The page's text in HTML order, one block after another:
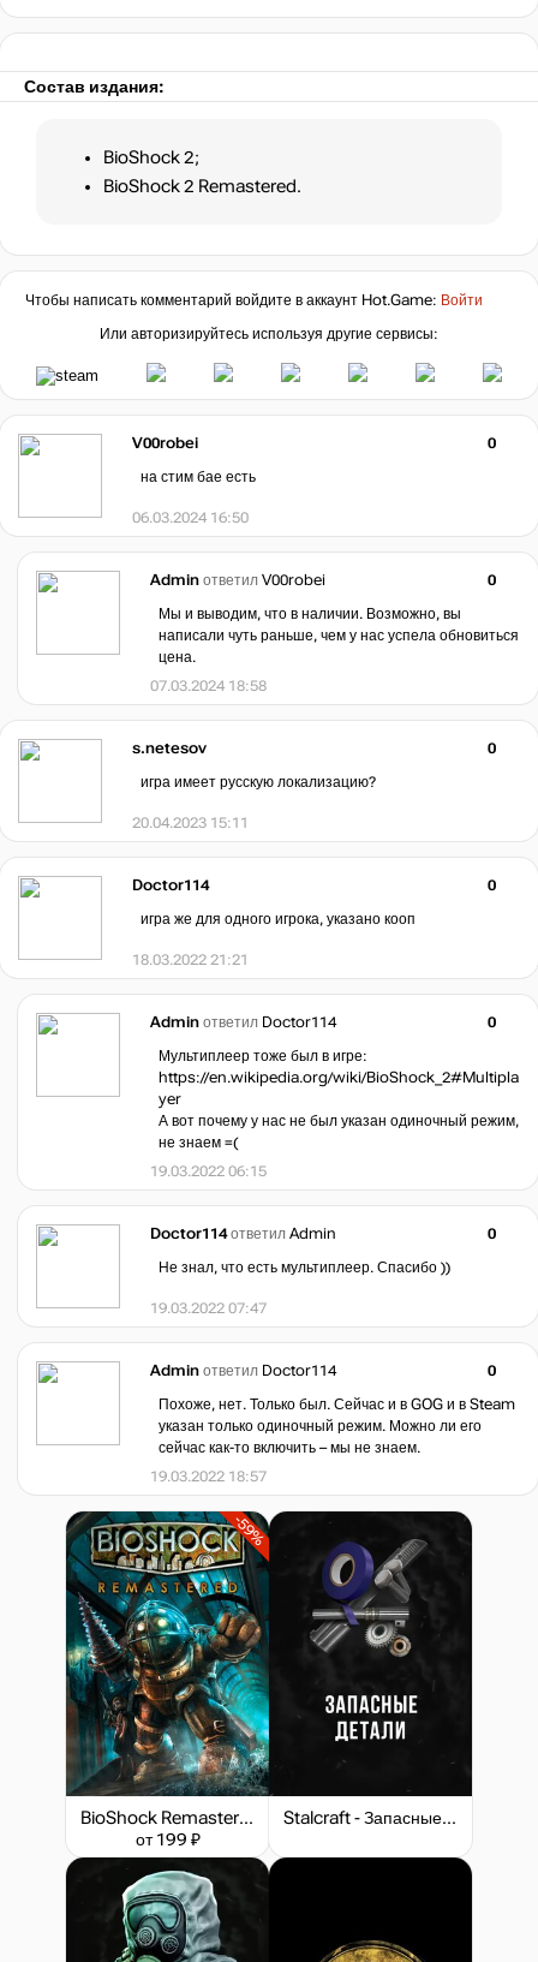
Состав издания:
BioShock 2;
BioShock 2 Remastered.
Чтобы написать комментарий войдите в аккаунт Hot.Game: Войти
Или авторизируйтесь используя другие сервисы:
V00robei
0
на стим бае есть
06.03.2024 16:50
Admin ответил V00robei
0
Мы и выводим, что в наличии. Возможно, вы
написали чуть раньше, чем у нас успела обновиться
цена.
07.03.2024 18:58
s.netesov
0
игра имеет русскую локализацию?
20.04.2023 15:11
Doctor114
0
игра же для одного игрока, указано кооп
18.03.2022 21:21
Admin ответил Doctor114
0
Мультиплеер тоже был в игре:
https://en.wikipedia.org/wiki/BioShock_2#Multipla
yer
А вот почему у нас не был указан одиночный режим,
не знаем =(
19.03.2022 06:15
Doctor114 ответил Admin
0
Не знал, что есть мультиплеер. Спасибо ))
19.03.2022 07:47
Admin ответил Doctor114
0
Похоже, нет. Только был. Сейчас и в GOG и в Steam
указан только одиночный режим. Можно ли его
сейчас как-то включить – мы не знаем.
19.03.2022 18:57
-59%
BioShock Remastered
от 199 ₽
Stalcraft - Запасные детали